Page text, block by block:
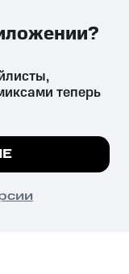
вред здоровью,
все
теперь